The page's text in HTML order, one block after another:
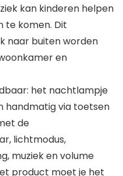
kan kinderen helpen
te komen. Dit
naar buiten worden
en
het nachtlampje
handmatig via toetsen
de
lichtmodus,
muziek en volume
product moet je het